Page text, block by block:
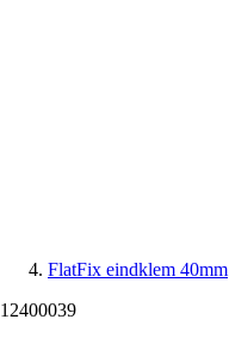
FlatFix eindklem 40mm
12400039